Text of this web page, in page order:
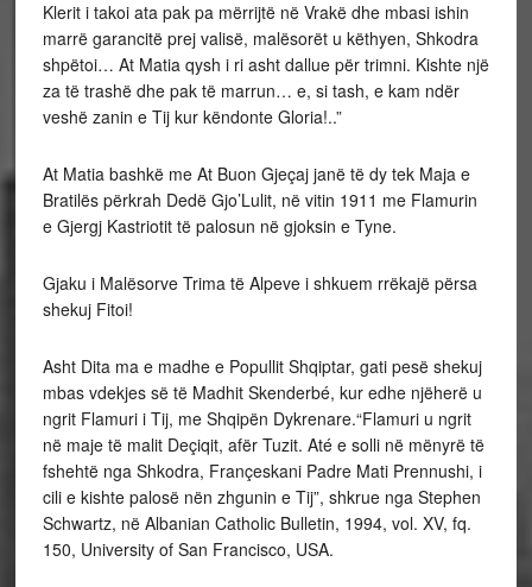
Klerit i takoi ata pak pa mërrijtë në Vrakë dhe mbasi ishin
marrë garancitë prej valisë, malësorët u këthyen, Shkodra
shpëtoi… At Matia qysh i ri asht dallue për trimni. Kishte një
za të trashë dhe pak të marrun… e, si tash, e kam ndër
veshë zanin e Tij kur këndonte Gloria!..”
At Matia bashkë me At Buon Gjeçaj janë të dy tek Maja e
Bratilës përkrah Dedë Gjo’Lulit, në vitin 1911 me Flamurin
e Gjergj Kastriotit të palosun në gjoksin e Tyne.
Gjaku i Malësorve Trima të Alpeve i shkuem rrëkajë përsa
shekuj Fitoi!
Asht Dita ma e madhe e Popullit Shqiptar, gati pesë shekuj
mbas vdekjes së të Madhit Skenderbé, kur edhe njëherë u
ngrit Flamuri i Tij, me Shqipën Dykrenare.“Flamuri u ngrit
në maje të malit Deçiqit, afër Tuzit. Até e solli në mënyrë të
fshehtë nga Shkodra, Françeskani Padre Mati Prennushi, i
cili e kishte palosë nën zhgunin e Tij”, shkrue nga Stephen
Schwartz, në Albanian Catholic Bulletin, 1994, vol. XV, fq.
150, University of San Francisco, USA.